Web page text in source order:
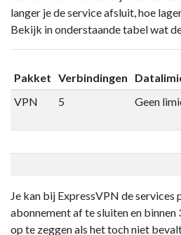
langer je de service afsluit, hoe
Bekijk in onderstaande tabel wat
Pakket Verbindingen
VPN
5 Geen
Je kan bij ExpressVPN de services
abonnement af te sluiten en binnen
op te zeggen als het toch niet